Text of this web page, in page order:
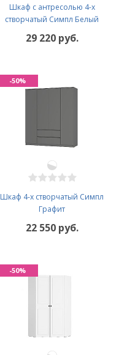
Шкаф с антресолью 4-х
створчатый Симпл Белый
29 220 руб.
Шкаф 4-х створчатый Симпл
Графит
22 550 руб.
-50%
-50%